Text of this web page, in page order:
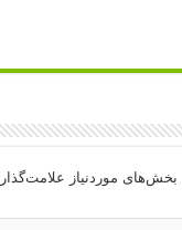
بخش‌های موردنیاز